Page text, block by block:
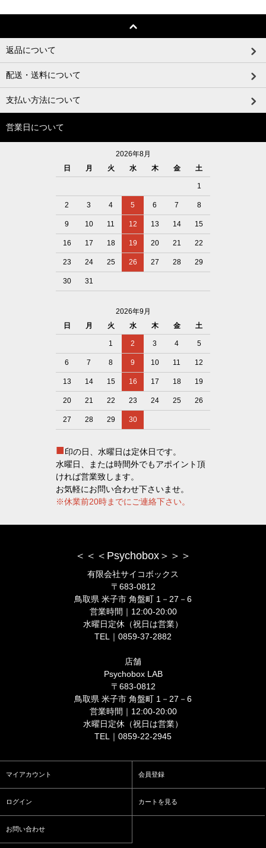
返品について
配送・送料について
支払い方法について
営業日について
2026年8月
日
月 火 水 木 金 土
1
2 3 4 5 6 7 8
9 10 11 12 13 14 15
16 17 18 19 20 21 22
23 24 25 26 27 28 29
30 31
2026年9月
日
月 火 水 木 金 土
1 2 3 4 5
6 7 8 9 10 11 12
13 14 15 16 17 18 19
20 21 22 23 24 25 26
27 28 29 30
■印の日、水曜日は定休日です。
水曜日、または時間外でもアポイント頂
ければ営業致します。
お気軽にお問い合わせ下さいませ。
※休業前20時までにご連絡下さい。
＜＜＜Psychobox＞＞＞
有限会社サイコボックス
〒683-0812
鳥取県 米子市 角盤町 1－27－6
営業時間｜12:00-20:00
水曜日定休（祝日は営業）
TEL｜0859-37-2882
店舗
Psychobox LAB
〒683-0812
鳥取県 米子市 角盤町 1－27－6
営業時間｜12:00-20:00
水曜日定休（祝日は営業）
TEL｜0859-22-2945
マイアカウント 会員登録
ログイン カートを見る
お問い合わせ